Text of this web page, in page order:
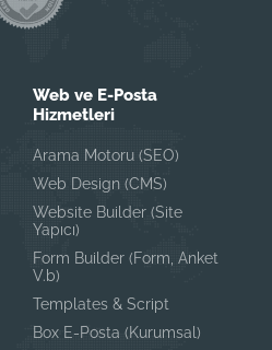
Web ve E-Posta
Hizmetleri
Arama Motoru (SEO)
Web Design (CMS)
Website Builder (Site
Yapıcı)
Form Builder (Form, Anket
V.b)
Templates & Script
Box E-Posta (Kurumsal)